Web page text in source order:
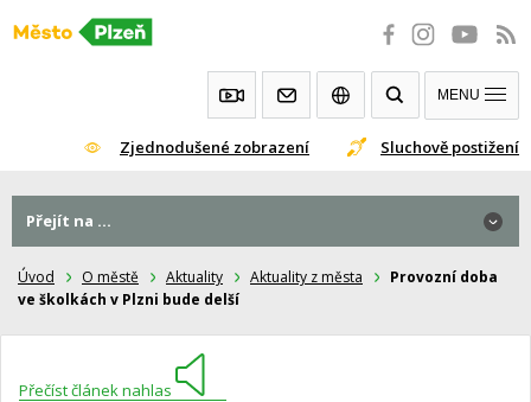
Přeskočit
Zjednodušené zobrazení Sluchově postižení
MENU
Úvod O městě Aktuality Aktuality z města
Provozní doba
ve školkách v Plzni bude delší
Přečíst článek nahlas
Přejít na ...